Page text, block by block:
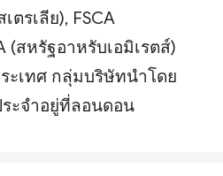
ตรเลีย), FSCA
(สหรัฐอาหรับเอมิเรตส์)
ะเทศ กลุ่มบริษัทนำโดย
ะจำอยู่ที่ลอนดอน